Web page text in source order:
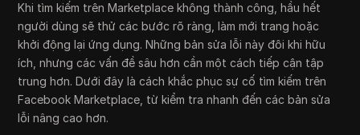
Khi tìm kiếm trên Marketplace không thành công, hầu hết
người dùng sẽ thử các bước rõ ràng, làm mới trang hoặc
khởi động lại ứng dụng. Những bản sửa lỗi này đôi khi hữu
ích, nhưng các vấn đề sâu hơn cần một cách tiếp cận tập
trung hơn. Dưới đây là cách khắc phục sự cố tìm kiếm trên
Facebook Marketplace, từ kiểm tra nhanh đến các bản sửa
lỗi nâng cao hơn.